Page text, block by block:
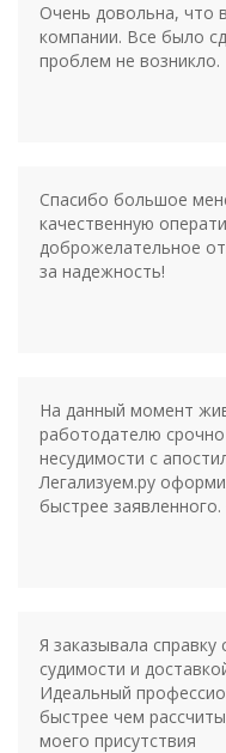
Очень довольна, что
компании. Все было
проблем не возникло.
Спасибо большое
качественную
доброжелательное
за надежность!
На данный момент
работодателю
несудимости с
Легализуем.ру
быстрее
Я заказывала
судимости и
Идеальный
быстрее чем
моего присутствия